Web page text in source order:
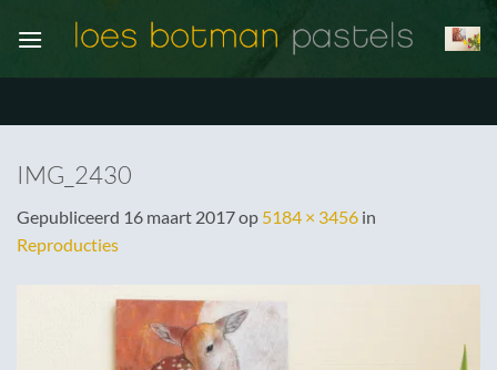
naar
IMG_2430
Gepubliceerd 16 maart 2017op 5184 × 3456 in
Reproducties